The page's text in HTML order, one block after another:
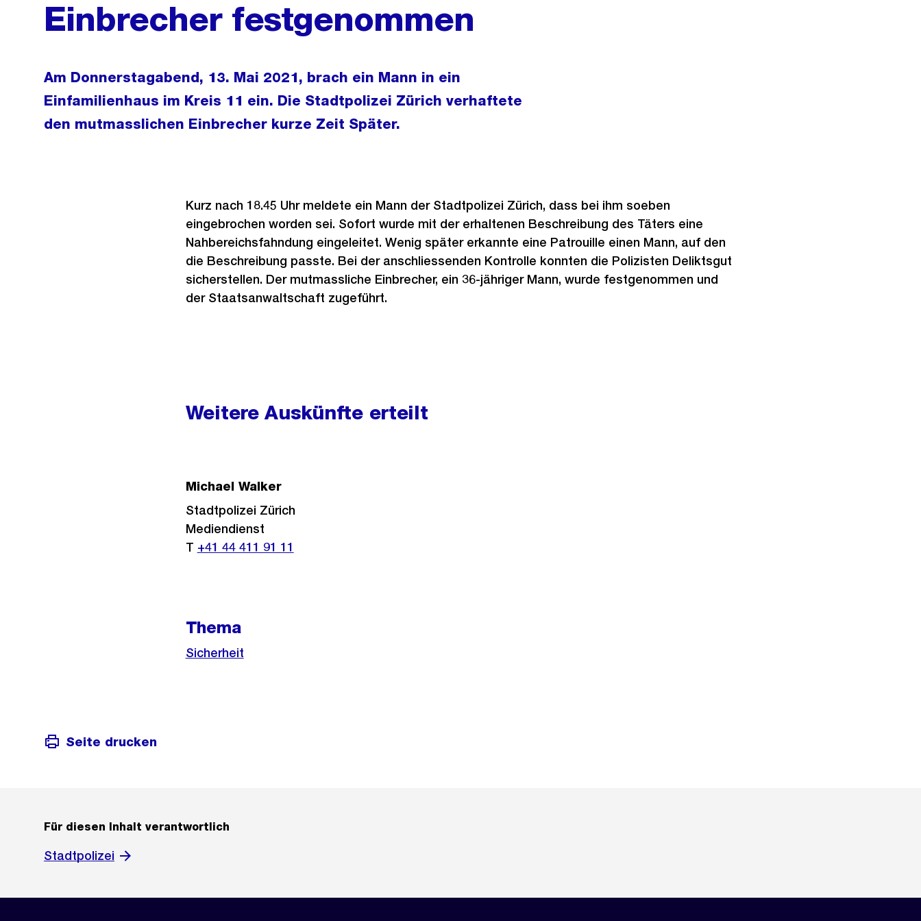
Einbrecher festgenommen
Am Donnerstagabend, 13. Mai 2021, brach ein Mann in ein
Einfamilienhaus im Kreis 11 ein. Die Stadtpolizei Zürich verhaftete
den mutmasslichen Einbrecher kurze Zeit Später.
Kurz nach 18.45 Uhr meldete ein Mann der Stadtpolizei Zürich, dass bei ihm soeben
eingebrochen worden sei. Sofort wurde mit der erhaltenen Beschreibung des Täters eine
Nahbereichsfahndung eingeleitet. Wenig später erkannte eine Patrouille einen Mann, auf den
die Beschreibung passte. Bei der anschliessenden Kontrolle konnten die Polizisten Deliktsgut
sicherstellen. Der mutmassliche Einbrecher, ein 36-jähriger Mann, wurde festgenommen und
der Staatsanwaltschaft zugeführt.
Weitere Auskünfte erteilt
Michael Walker
Stadtpolizei Zürich
Mediendienst
T +41 44 411 91 11
Thema
Sicherheit
Seite drucken
Für diesen Inhalt verantwortlich
Stadtpolizei